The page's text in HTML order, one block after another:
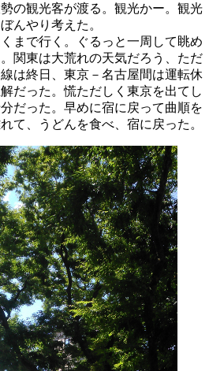
の観光客が渡る。観光かー。観光
んやり考えた。
まで行く。ぐるっと一周して眺め
関東は大荒れの天気だろう、ただ
は終日、東京－名古屋間は運転休
だった。慌ただしく東京を出てし
だった。早めに宿に戻って曲順を
て、うどんを食べ、宿に戻った。